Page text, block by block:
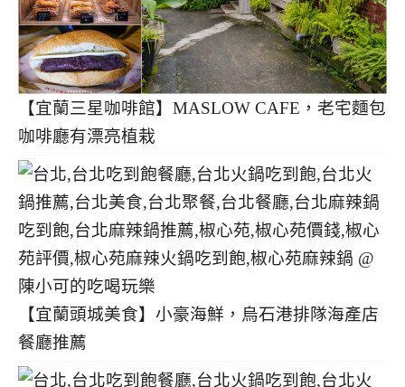
【宜蘭三星咖啡館】MASLOW CAFE，老宅麵包
咖啡廳有漂亮植栽
【宜蘭頭城美食】小豪海鮮，烏石港排隊海產店
餐廳推薦